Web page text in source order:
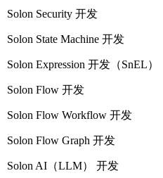
Solon Security 开发
Solon State Machine 开发
Solon Expression 开发（SnEL）
Solon Flow 开发
Solon Flow Workflow 开发
Solon Flow Graph 开发
Solon AI（LLM） 开发